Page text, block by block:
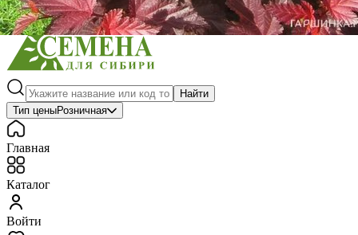
Обустройство сада, декор
Найти
Тип ценыРозничная
Главная
Каталог
Войти